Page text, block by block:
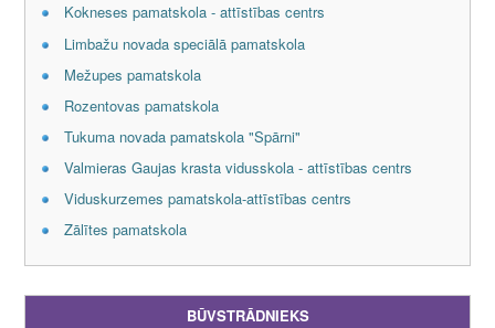
Kokneses pamatskola - attīstības centrs
Limbažu novada speciālā pamatskola
Mežupes pamatskola
Rozentovas pamatskola
Tukuma novada pamatskola "Spārni"
Valmieras Gaujas krasta vidusskola - attīstības centrs
Viduskurzemes pamatskola-attīstības centrs
Zālītes pamatskola
BŪVSTRĀDNIEKS